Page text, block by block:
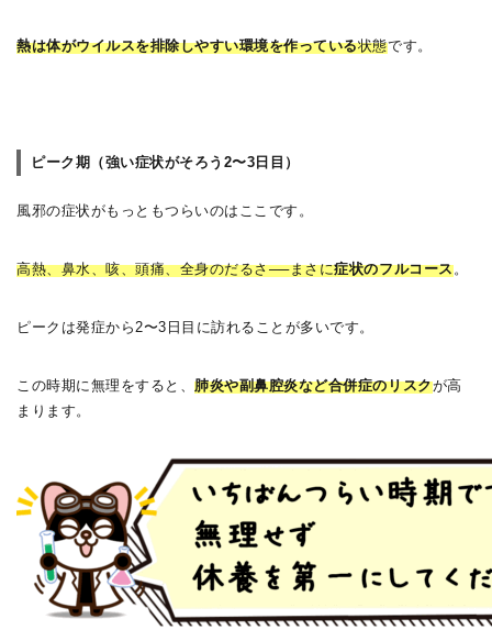
熱は体がウイルスを排除しやすい環境を作っている状態です。
ピーク期（強い症状がそろう2〜3日目）
風邪の症状がもっともつらいのはここです。
高熱、鼻水、咳、頭痛、全身のだるさ──まさに症状のフルコース。
ピークは発症から2〜3日目に訪れることが多いです。
この時期に無理をすると、肺炎や副鼻腔炎など合併症のリスクが高
まります。